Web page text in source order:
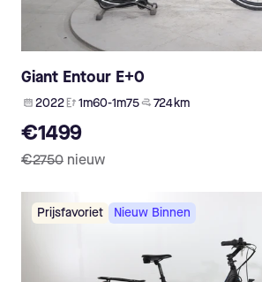
Giant Entour E+0
2022 1m60-1m75 724 km
€1499
€2750 nieuw
Prijsfavoriet Nieuw Binnen